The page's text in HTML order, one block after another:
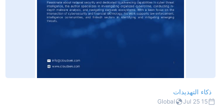
ذكاء التهديدات
15 Jul 25
Global